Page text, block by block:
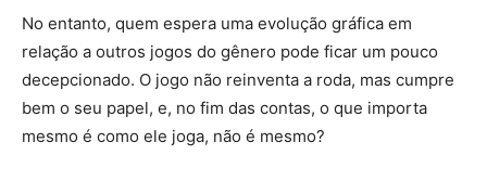
No entanto, quem espera uma evolução gráfica em
relação a outros jogos do gênero pode ficar um pouco
decepcionado. O jogo não reinventa a roda, mas cumpre
bem o seu papel, e, no fim das contas, o que importa
mesmo é como ele joga, não é mesmo?